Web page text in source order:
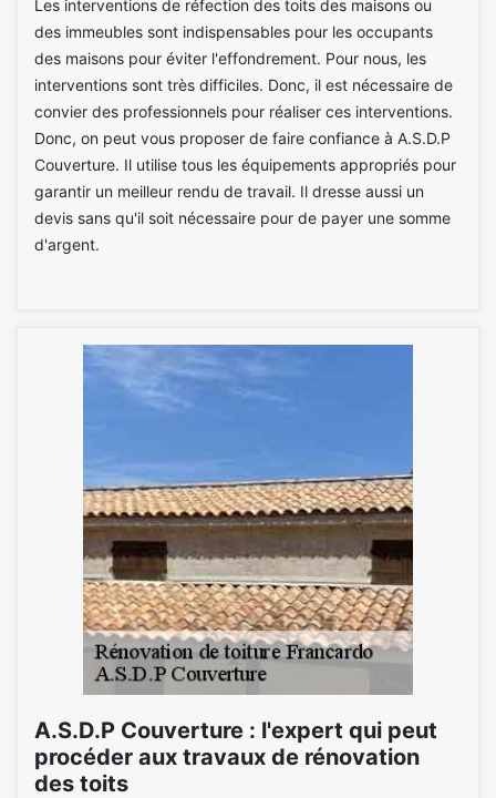
Les interventions de réfection des toits des maisons ou
des immeubles sont indispensables pour les occupants
des maisons pour éviter l'effondrement. Pour nous, les
interventions sont très difficiles. Donc, il est nécessaire de
convier des professionnels pour réaliser ces interventions.
Donc, on peut vous proposer de faire confiance à A.S.D.P
Couverture. Il utilise tous les équipements appropriés pour
garantir un meilleur rendu de travail. Il dresse aussi un
devis sans qu'il soit nécessaire pour de payer une somme
d'argent.
A.S.D.P Couverture : l'expert qui peut
procéder aux travaux de rénovation
des toits